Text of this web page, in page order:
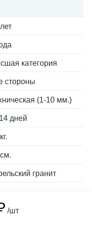
категория
стороны
(1-10 мм.)
дней
гранит
/шт